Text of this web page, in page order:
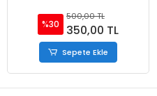
%30
500,00 TL
350,00 TL
Sepete Ekle